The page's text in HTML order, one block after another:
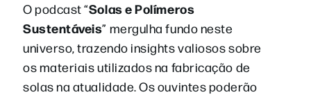
O podcast “Solas e Polímeros
Sustentáveis” mergulha fundo neste
universo, trazendo insights valiosos sobre
os materiais utilizados na fabricação de
solas na atualidade. Os ouvintes poderão